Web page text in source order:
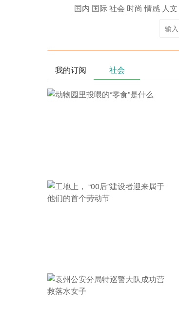
国内 国际社会 时尚 情感 人文
我的订阅 社会